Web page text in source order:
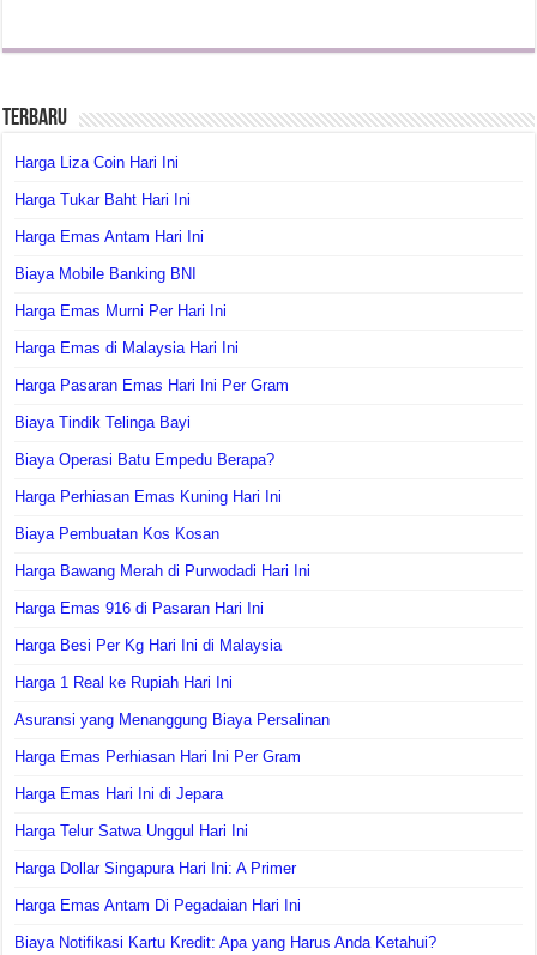
Terbaru
Harga Liza Coin Hari Ini
Harga Tukar Baht Hari Ini
Harga Emas Antam Hari Ini
Biaya Mobile Banking BNI
Harga Emas Murni Per Hari Ini
Harga Emas di Malaysia Hari Ini
Harga Pasaran Emas Hari Ini Per Gram
Biaya Tindik Telinga Bayi
Biaya Operasi Batu Empedu Berapa?
Harga Perhiasan Emas Kuning Hari Ini
Biaya Pembuatan Kos Kosan
Harga Bawang Merah di Purwodadi Hari Ini
Harga Emas 916 di Pasaran Hari Ini
Harga Besi Per Kg Hari Ini di Malaysia
Harga 1 Real ke Rupiah Hari Ini
Asuransi yang Menanggung Biaya Persalinan
Harga Emas Perhiasan Hari Ini Per Gram
Harga Emas Hari Ini di Jepara
Harga Telur Satwa Unggul Hari Ini
Harga Dollar Singapura Hari Ini: A Primer
Harga Emas Antam Di Pegadaian Hari Ini
Biaya Notifikasi Kartu Kredit: Apa yang Harus Anda Ketahui?